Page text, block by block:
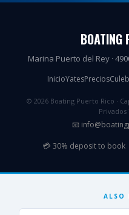
BOATING
Marina Puerto del Rey ·
InicioYatesPrecios
© 2026 Boating Puerto Rico ·
📧
💳 30% deposit to book
ALSO